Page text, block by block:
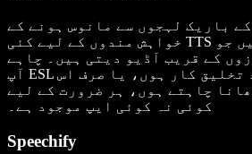
باریک لہجوں سے مانوس ہونے کے
خواہش مندوں کے لیے کئی TTS ایپس دستیاب ہیں جو
کے قریب آڈیو دیتی ہیں۔ چاہے
آپ ESL سیکھ رہے ہوں، مواد تخلیق کار ہوں، یا صرف اس
چاہتے ہوں، ہر ضرورت کے لیے
کوئی نہ کوئی ایپ موجود ہے۔
Speechify